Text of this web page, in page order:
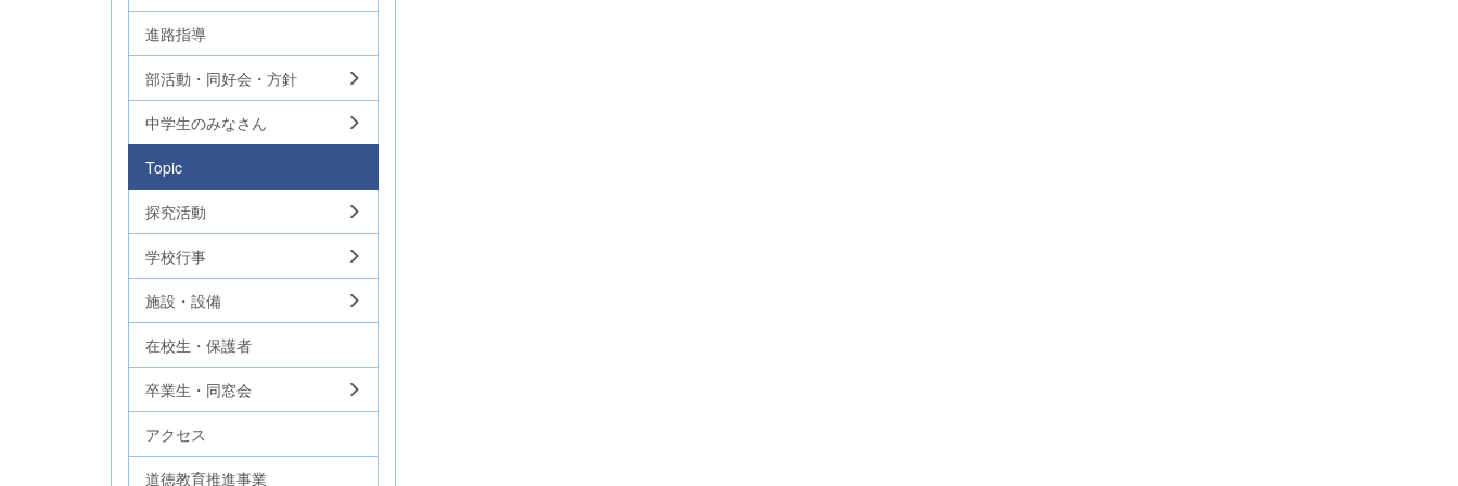
進路指導
部活動・同好会・方針
中学生のみなさん
Topic
探究活動
学校行事
施設・設備
在校生・保護者
卒業生・同窓会
アクセス
道徳教育推進事業